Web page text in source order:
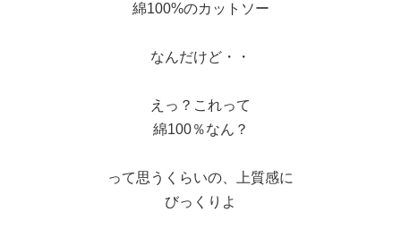
綿100%のカットソー
なんだけど・・
えっ？これって
綿100％なん？
って思うくらいの、上質感に
びっくりよ